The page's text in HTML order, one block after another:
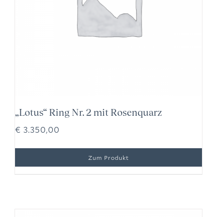
„Lotus“ Ring Nr. 2 mit Rosenquarz
€ 3.350,00